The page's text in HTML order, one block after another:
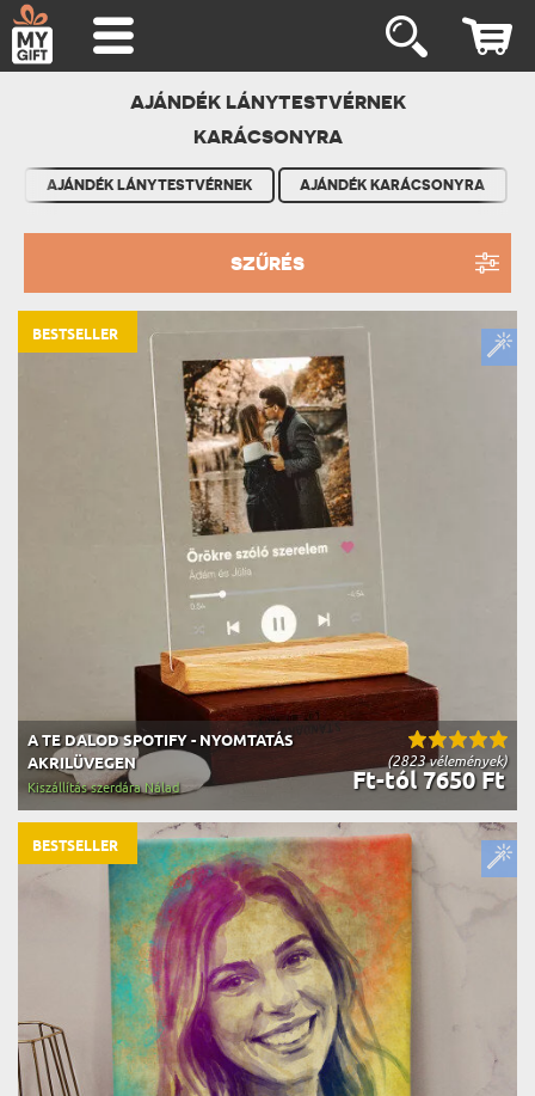
AJÁNDÉK LÁNYTESTVÉRNEK
KARÁCSONYRA
AJÁNDÉK LÁNYTESTVÉRNEK AJÁNDÉK KARÁCSONYRA
SZŰRÉS
(2823 vélemények)
A TE DALOD SPOTIFY - NYOMTATÁS
AKRILÜVEGEN
Ft-tól 7650 Ft
Kiszállítás szerdára Nálad
BESTSELLER
BESTSELLER